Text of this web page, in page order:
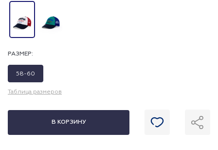
РАЗМЕР:
58-60
Таблица размеров
В КОРЗИНУ